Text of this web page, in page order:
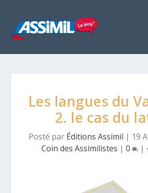
Les langues du
2. le cas du
Posté par Éditions Assimil | 19
Coin des Assimilistes | 0 |